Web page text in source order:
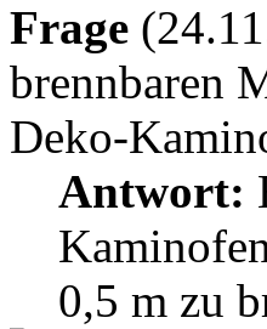
Frage
brennbaren
Deko-
Antwort:
0,5 m zu